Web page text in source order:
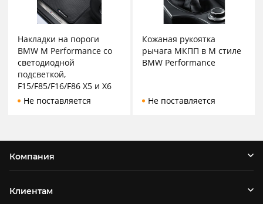
Накладки на пороги
BMW M Performance со
светодиодной
подсветкой,
F15/F85/F16/F86 X5 и X6
Не поставляется
Кожаная рукоятка
рычага МКПП в М стиле
BMW Performance
Не поставляется
Компания
Клиентам